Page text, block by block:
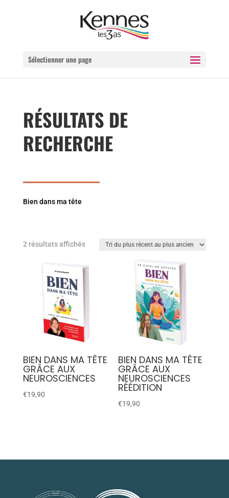
Sélectionner une page
RÉSULTATS DE
RECHERCHE
Bien dans ma tête
2 résultats affichés
BIEN DANS MA TÊTE
GRÂCE AUX
NEUROSCIENCES
€19,90
BIEN DANS MA TÊTE
GRÂCE AUX
NEUROSCIENCES
RÉÉDITION
€19,90